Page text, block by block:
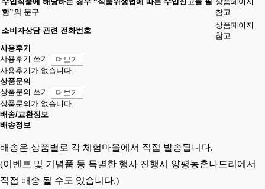
함”의 문구
참고
소비자상담 관련 전화번호
상품페이지
참고
사용후기
사용후기 쓰기
더보기
사용후기가 없습니다.
상품문의
상품문의 쓰기
더보기
상품문의가 없습니다.
배송/교환정보
배송정보
배송은 상품별로 각 체험마을에서 직접 발송됩니다.
(이벤트 및 기념품 등 특별한 행사 진행시 양평농촌나드리에서
직접 배송 될 수도 있습니다.)